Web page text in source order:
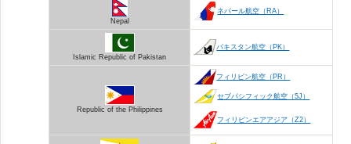
Nepal
ネパール航空（RA）
Islamic Republic of Pakistan
パキスタン航空（PK）
Republic of the Philippines
フィリピン航空（PR）
セブパシフィック航空（5J）
フィリピンエアアジア（Z2）